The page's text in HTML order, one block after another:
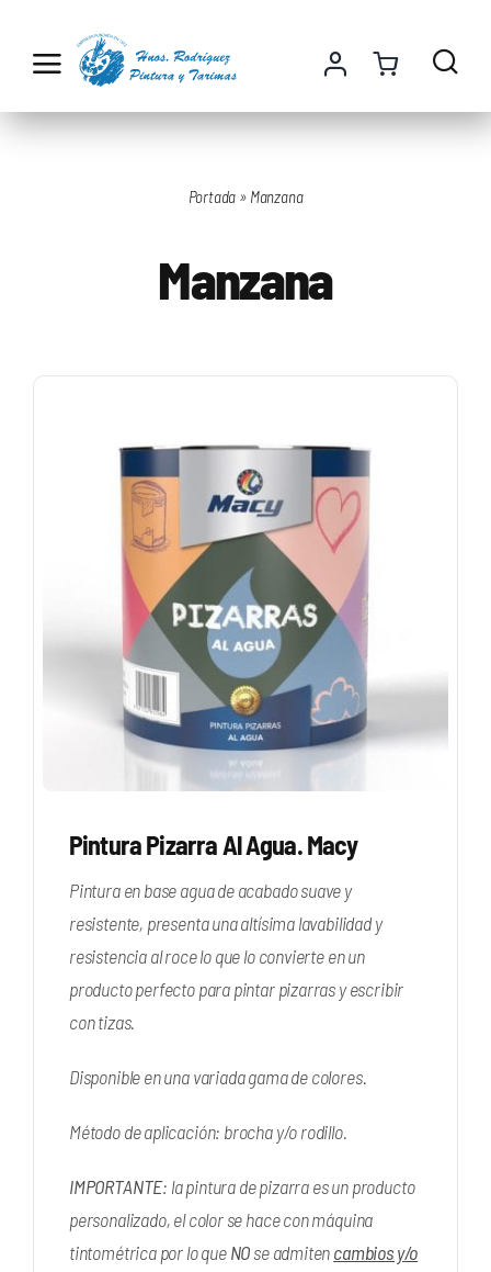
contenido
Portada » Manzana
Manzana
Pintura Pizarra Al Agua. Macy
Pintura en base agua de acabado suave y
resistente, presenta una altísima lavabilidad y
resistencia al roce lo que lo convierte en un
producto perfecto para pintar pizarras y escribir
con tizas.
Disponible en una variada gama de colores.
Método de aplicación: brocha y/o rodillo.
IMPORTANTE: la pintura de pizarra es un producto
personalizado, el color se hace con máquina
tintométrica por lo queNOse admitencambios y/o